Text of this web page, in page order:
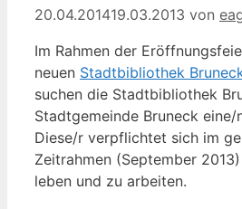
20.04.201419.03.2013 von
Im Rahmen der
neuen Stadtbibliothek
suchen die Stadtbibliothek
Stadtgemeinde Bruneck
Diese/r verpflichtet sich im
Zeitrahmen (September
leben und zu arbeiten.